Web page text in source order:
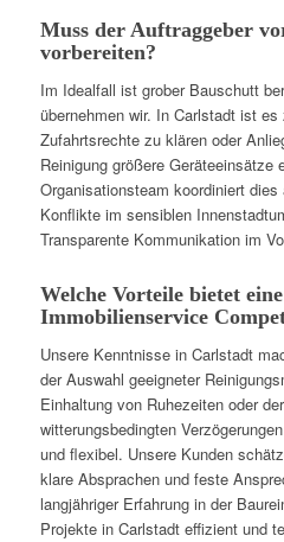
Muss der Auftraggeber
vorbereiten?
Im Idealfall ist grober Bauschutt
übernehmen wir. In Carlstadt ist
Zufahrtsrechte zu klären oder
Reinigung größere Geräteeinsätze
Organisationsteam koordiniert
Konflikte im sensiblen
Transparente Kommunikation im
Welche Vorteile bietet
Immobilienservice
Unsere Kenntnisse in Carlstadt
der Auswahl geeigneter
Einhaltung von Ruhezeiten oder
witterungsbedingten
und flexibel. Unsere Kunden
klare Absprachen und feste
langjähriger Erfahrung in der
Projekte in Carlstadt effizient und